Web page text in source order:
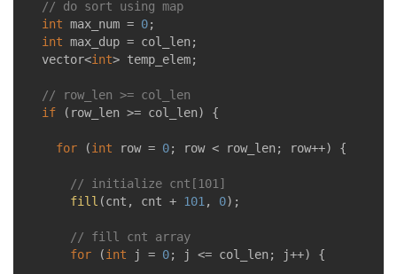
// do sort using map
int max_num = 0;
int max_dup = col_len;
	vector<
int> temp_elem;
// row_len >= col_len
if (row_len >= col_len) {
for (int row = 0; row < row_len; row++) {
// initialize cnt[101]
fill (cnt, cnt + 101 , 0);
// fill cnt array
for (int j = 0; j <= col_len; j++) {